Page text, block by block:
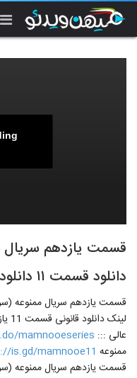
قسمت یازدهم سریال
دانلود قسمت ۱۱ دانلود نیم بها
قسمت یازدهم سریال ممنوعه
عالی ::: mamnooeseries
ممنوعه is.gd/mamnooe11
قسمت یازدهم سریال ممنوعه